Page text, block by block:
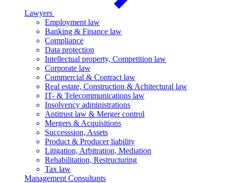
Lawyers
Employment law
Banking & Finance law
Compliance
Data protection
Intellectual property, Competition law
Corporate law
Commercial & Contract law
Real estate, Construction & Achitectural law
IT- & Telecommunications law
Insolvency administrations
Antitrust law & Merger control
Mergers & Acquisitions
Successsion, Assets
Product & Producer liability
Litigation, Arbitration, Mediation
Rehabilitation, Restructuring
Tax law
Management Consultants